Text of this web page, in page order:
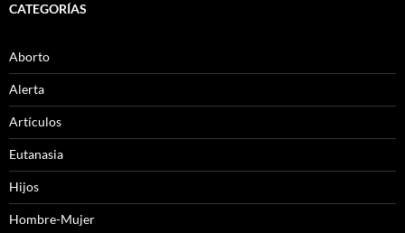
CATEGORÍAS
Aborto
Alerta
Artículos
Eutanasia
Hijos
Hombre-Mujer